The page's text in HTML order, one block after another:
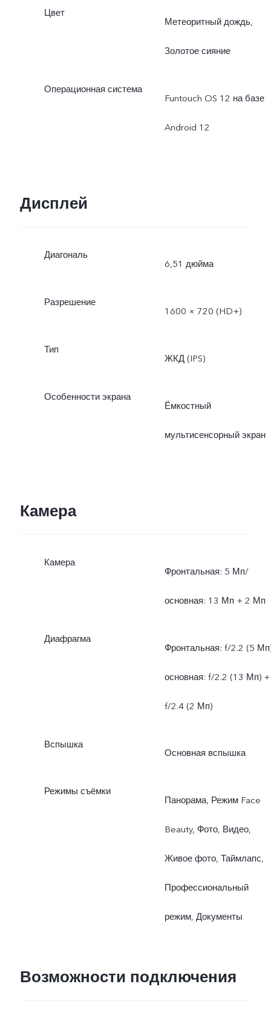
Цвет
Метеоритный дождь,
Золотое сияние
Операционная система
Funtouch OS 12 на базе
Android 12
Дисплей
Диагональ
6,51 дюйма
Разрешение
1600 × 720 (HD+)
Тип
ЖКД (IPS)
Особенности экрана
Ёмкостный
мультисенсорный экран
Камера
Камера
Фронтальная: 5 Мп/
основная: 13 Мп + 2 Мп
Диафрагма
Фронтальная: f/2.2 (5
основная: f/2.2 (13 Мп) +
f/2.4 (2 Мп)
Вспышка
Основная вспышка
Режимы съёмки
Панорама, Режим Face
Beauty, Фото, Видео,
Живое фото, Таймлапс,
Профессиональный
режим, Документы
Возможности подключения